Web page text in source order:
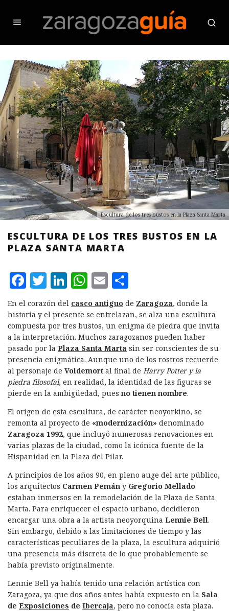
Escultura de los tres bustos en la Plaza Santa Marta
ESCULTURA DE LOS TRES BUSTOS EN LA
PLAZA SANTA MARTA
F
a
c
e
b
o
o
k
T
w
it
te
r
L
i
n
k
e
d
I
n
W
h
at
s
A
p
p
E
m
ai
l
o
m
p
a
rt
ir
En el corazón del casco antiguo de Zaragoza, donde la
historia y el presente se entrelazan, se alza una escultura
compuesta por tres bustos, un enigma de piedra que invita
a la interpretación. Muchos zaragozanos pueden haber
pasado por la Plaza Santa Marta sin ser conscientes de su
presencia enigmática. Aunque uno de los rostros recuerde
al personaje de Voldemort al final de Harry Potter y la
piedra filosofal, en realidad, la identidad de las figuras se
pierde en la ambigüedad, puesno tienen nombre.
El origen de esta escultura, de carácter neoyorkino, se
remonta al proyecto de «modernización» denominado
Zaragoza 1992, que incluyó numerosas renovaciones en
varias plazas de la ciudad, como la icónica fuente de la
Hispanidad en la Plaza del Pilar.
A principios de los años 90, en pleno auge del arte público,
los arquitectos Carmen Pemán y Gregorio Mellado
estaban inmersos en la remodelación de la Plaza de Santa
Marta. Para enriquecer el espacio urbano, decidieron
encargar una obra a la artista neoyorquina Lennie Bell.
Sin embargo, debido a las limitaciones de tiempo y las
características peculiares de la plaza, la escultura adquirió
una presencia más discreta de lo que probablemente se
había previsto originalmente.
Lennie Bell ya había tenido una relación artística con
Zaragoza, ya que dos años antes había expuesto en la Sala
de Exposiciones de Ibercaja, pero no conocía esta plaza.